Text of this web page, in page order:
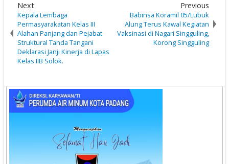
Next
Kepala Lembaga
Permasyarakatan Kelas III
Alahan Panjang dan Pejabat
Struktural Tanda Tangani
Deklarasi Janji Kinerja di Lapas
Kelas IIB Solok.
Previous
Babinsa Koramil 05/Lubuk
Alung Terus Kawal Kegiatan
Vaksinasi di Nagari Singguling,
Korong Singguling